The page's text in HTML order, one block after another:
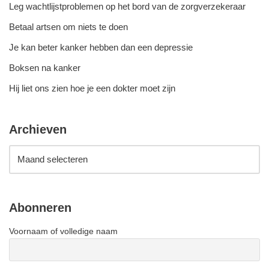
Leg wachtlijstproblemen op het bord van de zorgverzekeraar
Betaal artsen om niets te doen
Je kan beter kanker hebben dan een depressie
Boksen na kanker
Hij liet ons zien hoe je een dokter moet zijn
Archieven
Abonneren
Voornaam of volledige naam